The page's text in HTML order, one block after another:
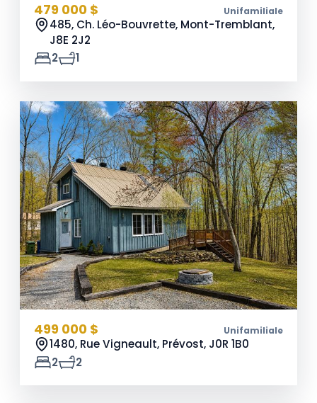
479 000 $ Unifamiliale
485, Ch. Léo-Bouvrette, Mont-Tremblant,
J8E 2J2
2
1
499 000 $ Unifamiliale
1480, Rue Vigneault, Prévost, J0R 1B0
2
2